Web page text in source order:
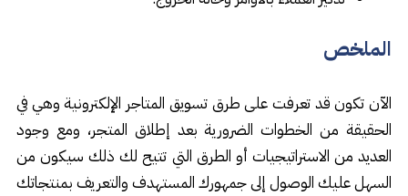
الملخص
الآن تكون قد تعرفت على طرق تسويق المتاجر الإلكترونية وهي في
الحقيقة من الخطوات الضرورية بعد إطلاق المتجر، ومع وجود
العديد من الاستراتيجيات أو الطرق التي تتيح لك ذلك سيكون من
السهل عليك الوصول إلى جمهورك المستهدف والتعريف بمنتجاتك